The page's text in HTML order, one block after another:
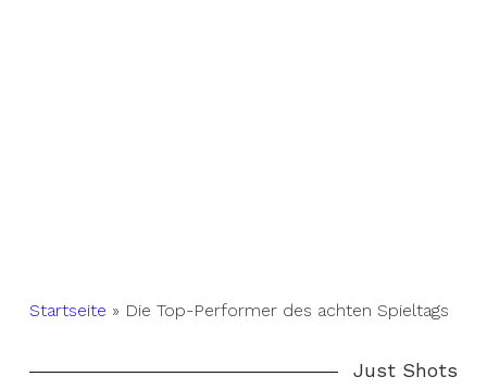
Startseite » Die Top-Performer des achten Spieltags
Just Shots